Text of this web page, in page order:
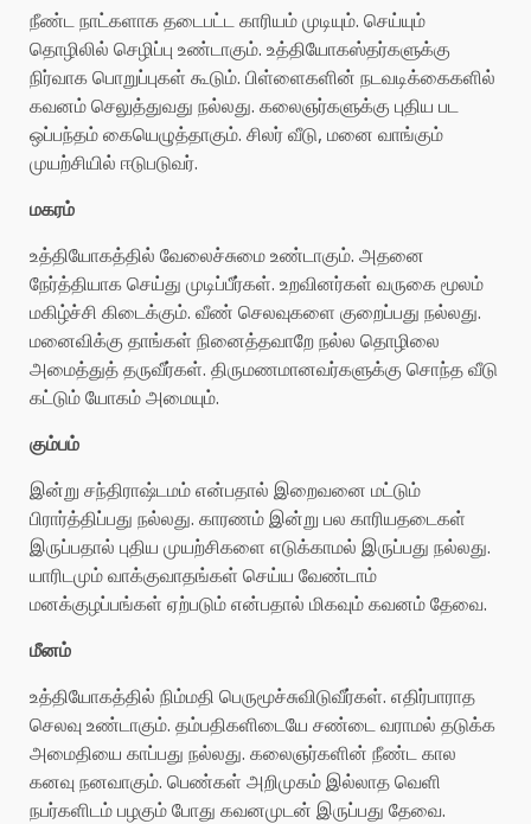
நீண்ட நாட்களாக தடைபட்ட காரியம் முடியும். செய்யும்
தொழிலில் செழிப்பு உண்டாகும். உத்தியோகஸ்தர்களுக்கு
நிர்வாக பொறுப்புகள் கூடும். பிள்ளைகளின் நடவடிக்கைகளில்
கவனம் செலுத்துவது நல்லது. கலைஞர்களுக்கு புதிய பட
ஒப்பந்தம் கையெழுத்தாகும். சிலர் வீடு, மனை வாங்கும்
முயற்சியில் ஈடுபடுவர்.
மகரம்
உத்தியோகத்தில் வேலைச்சுமை உண்டாகும். அதனை
நேர்த்தியாக செய்து முடிப்பீர்கள். உறவினர்கள் வருகை மூலம்
மகிழ்ச்சி கிடைக்கும். வீண் செலவுகளை குறைப்பது நல்லது.
மனைவிக்கு தாங்கள் நினைத்தவாறே நல்ல தொழிலை
அமைத்துத் தருவீர்கள். திருமணமானவர்களுக்கு சொந்த வீடு
கட்டும் யோகம் அமையும்.
கும்பம்
இன்று சந்திராஷ்டமம் என்பதால் இறைவனை மட்டும்
பிரார்த்திப்பது நல்லது. காரணம் இன்று பல காரியதடைகள்
இருப்பதால் புதிய முயற்சிகளை எடுக்காமல் இருப்பது நல்லது.
யாரிடமும் வாக்குவாதங்கள் செய்ய வேண்டாம்
மனக்குழப்பங்கள் ஏற்படும் என்பதால் மிகவும் கவனம் தேவை.
மீனம்
உத்தியோகத்தில் நிம்மதி பெருமூச்சுவிடுவீர்கள். எதிர்பாராத
செலவு உண்டாகும். தம்பதிகளிடையே சண்டை வராமல் தடுக்க
அமைதியை காப்பது நல்லது. கலைஞர்களின் நீண்ட கால
கனவு நனவாகும். பெண்கள் அறிமுகம் இல்லாத வெளி
நபர்களிடம் பழகும் போது கவனமுடன் இருப்பது தேவை.